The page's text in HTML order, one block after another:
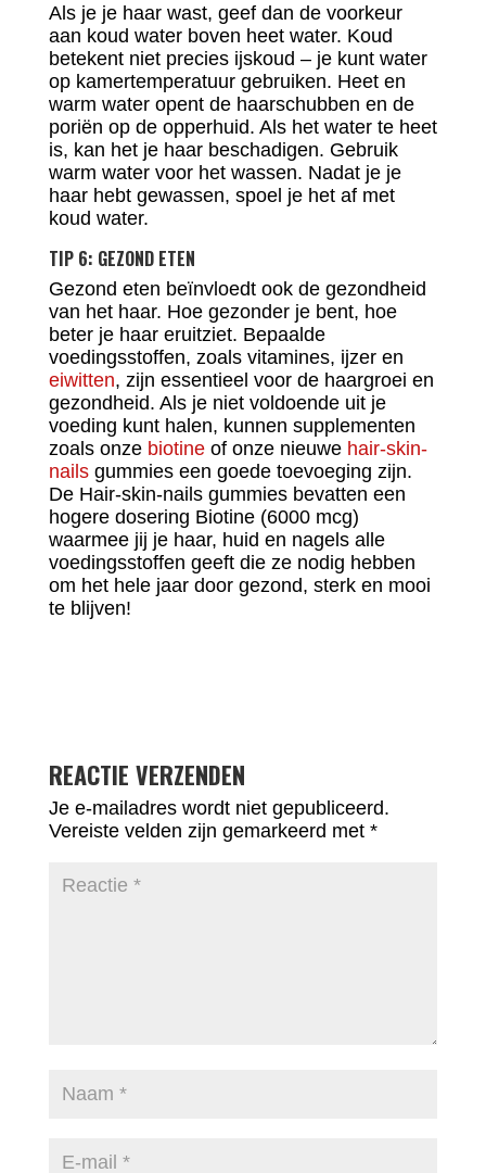
Als je je haar wast, geef dan de voorkeur
aan koud water boven heet water. Koud
betekent niet precies ijskoud – je kunt water
op kamertemperatuur gebruiken. Heet en
warm water opent de haarschubben en de
poriën op de opperhuid. Als het water te heet
is, kan het je haar beschadigen. Gebruik
warm water voor het wassen. Nadat je je
haar hebt gewassen, spoel je het af met
koud water.
TIP 6: GEZOND ETEN
Gezond eten beïnvloedt ook de gezondheid
van het haar. Hoe gezonder je bent, hoe
beter je haar eruitziet. Bepaalde
voedingsstoffen, zoals vitamines, ijzer en
eiwitten, zijn essentieel voor de haargroei en
gezondheid. Als je niet voldoende uit je
voeding kunt halen, kunnen supplementen
zoals onze biotineof onze nieuwe hair-skin-
nailsgummies een goede toevoeging zijn.
De Hair-skin-nails gummies bevatten een
hogere dosering Biotine (6000 mcg)
waarmee jij je haar, huid en nagels alle
voedingsstoffen geeft die ze nodig hebben
om het hele jaar door gezond, sterk en mooi
te blijven!
REACTIE VERZENDEN
Je e-mailadres wordt niet gepubliceerd.
Vereiste velden zijn gemarkeerd met *